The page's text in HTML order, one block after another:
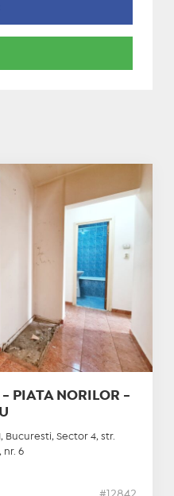
- PIATA NORILOR -
Bucuresti, Sector 4, str.
nr. 6